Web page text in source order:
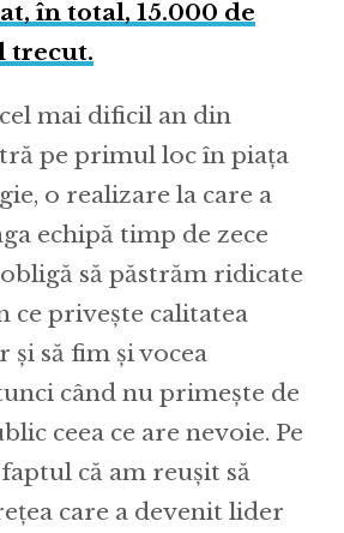
în total, 15.000 de
trecut.
mai dificil an din
pe primul loc în piața
o realizare la care a
echipă timp de zece
să păstrăm ridicate
ce privește calitatea
să fim și vocea
când nu primește de
ceea ce are nevoie. Pe
că am reușit să
care a devenit lider